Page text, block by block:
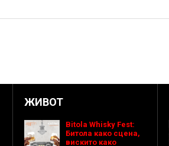
ЖИВОТ
Bitola Whisky Fest:
Битола како сцена,
вискито како